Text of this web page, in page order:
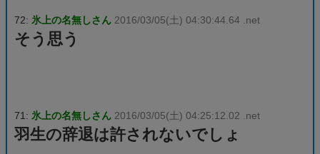
72: 氷上の名無しさん 2016/03/05(土) 04:30:44.64 .net
そう思う
71: 氷上の名無しさん 2016/03/05(土) 04:25:12.02 .net
羽生の辞退は許されないでしょ